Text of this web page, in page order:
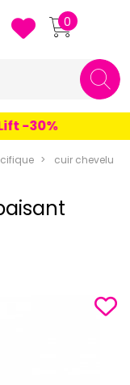
Grande
0
-30%
cuir chevelu